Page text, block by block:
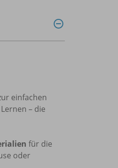
einfachen
– die
für die
oder